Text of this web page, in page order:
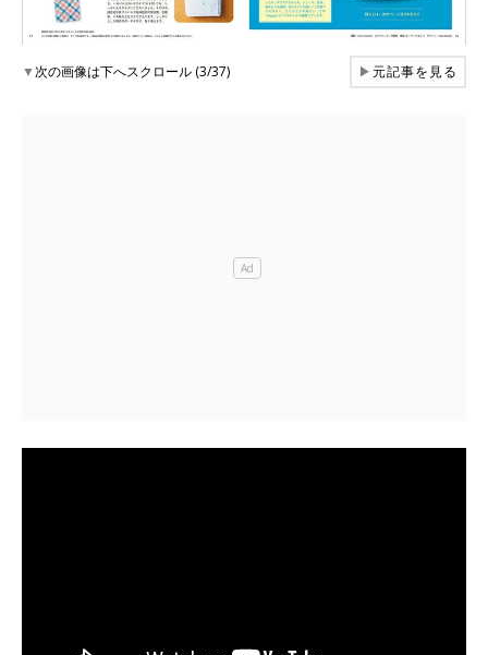
▼次の画像は下へスクロール (3/37) ▶元記事を見る